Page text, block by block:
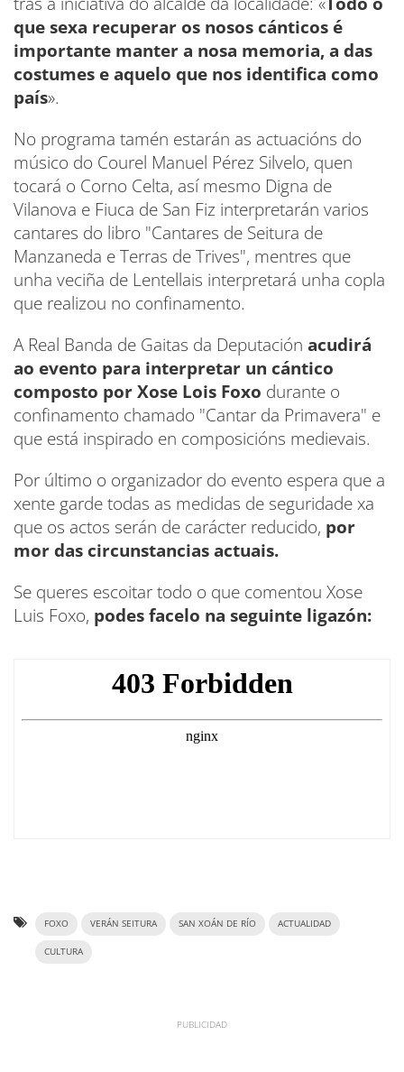
que sexa recuperar os nosos cánticos é
importante manter a nosa memoria, a das
costumes e aquelo que nos identifica como
país».
No programa tamén estarán as actuacións do
músico do Courel Manuel Pérez Silvelo, quen
tocará o Corno Celta, así mesmo Digna de
Vilanova e Fiuca de San Fiz interpretarán varios
cantares do libro "Cantares de Seitura de
Manzaneda e Terras de Trives", mentres que
unha veciña de Lentellais interpretará unha copla
que realizou no confinamento.
A Real Banda de Gaitas da Deputación acudirá
ao evento para interpretar un cántico
composto por Xose Lois Foxo durante o
confinamento chamado "Cantar da Primavera" e
que está inspirado en composicións medievais.
Por último o organizador do evento espera que a
xente garde todas as medidas de seguridade xa
que os actos serán de carácter reducido, por
mor das circunstancias actuais.
Se queres escoitar todo o que comentou Xose
Luis Foxo, podes facelo na seguinte ligazón:
FOXO VERÁN SEITURA SAN XOÁN DE RÍO ACTUALIDAD
CULTURA